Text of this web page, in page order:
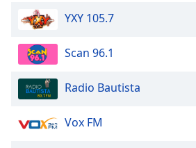
YXY 105.7
Scan 96.1
Radio Bautista
Vox FM